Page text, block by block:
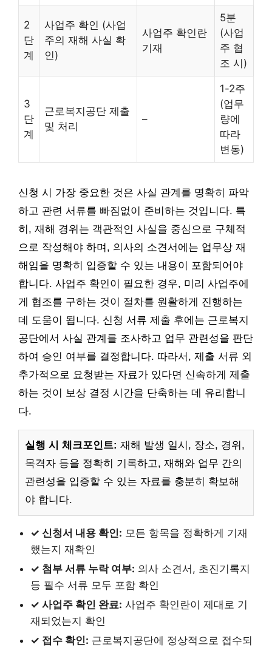
2
단
계
사업주 확인 (사업
주의 재해 사실 확
인)
사업주 확인란
기재
5분
(사업
주 협
조 시)
3
단
계
근로복지공단 제출
및 처리
–
1-2주
(업무
량에
따라
변동)
신청 시 가장 중요한 것은 사실 관계를 명확히 파악
하고 관련 서류를 빠짐없이 준비하는 것입니다. 특
히, 재해 경위는 객관적인 사실을 중심으로 구체적
으로 작성해야 하며, 의사의 소견서에는 업무상 재
해임을 명확히 입증할 수 있는 내용이 포함되어야
합니다. 사업주 확인이 필요한 경우, 미리 사업주에
게 협조를 구하는 것이 절차를 원활하게 진행하는
데 도움이 됩니다. 신청 서류 제출 후에는 근로복지
공단에서 사실 관계를 조사하고 업무 관련성을 판단
하여 승인 여부를 결정합니다. 따라서, 제출 서류 외
추가적으로 요청받는 자료가 있다면 신속하게 제출
하는 것이 보상 결정 시간을 단축하는 데 유리합니
다.
실행 시 체크포인트: 재해 발생 일시, 장소, 경위,
목격자 등을 정확히 기록하고, 재해와 업무 간의
관련성을 입증할 수 있는 자료를 충분히 확보해
야 합니다.
✓ 신청서 내용 확인: 모든 항목을 정확하게 기재
했는지 재확인
✓ 첨부 서류 누락 여부: 의사 소견서, 초진기록지
등 필수 서류 모두 포함 확인
✓ 사업주 확인 완료: 사업주 확인란이 제대로 기
재되었는지 확인
✓ 접수 확인: 근로복지공단에 정상적으로 접수되